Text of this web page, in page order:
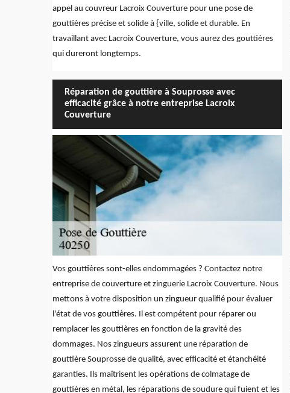
appel au couvreur Lacroix Couverture pour une pose de
gouttières précise et solide à {ville, solide et durable. En
travaillant avec Lacroix Couverture, vous aurez des gouttières
qui dureront longtemps.
Réparation de gouttière à Souprosse avec
efficacité grâce à notre entreprise Lacroix
Couverture
Vos gouttières sont-elles endommagées ? Contactez notre
entreprise de couverture et zinguerie Lacroix Couverture. Nous
mettons à votre disposition un zingueur qualifié pour évaluer
l'état de vos gouttières. Il est compétent pour réparer ou
remplacer les gouttières en fonction de la gravité des
dommages. Nos zingueurs assurent une réparation de
gouttière Souprosse de qualité, avec efficacité et étanchéité
garanties. Ils maîtrisent les opérations de colmatage de
gouttières en métal, les réparations de soudure qui fuient et les